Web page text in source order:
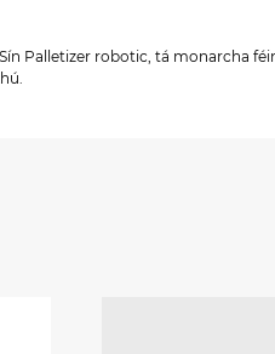
Palletizer robotic, tá monarcha